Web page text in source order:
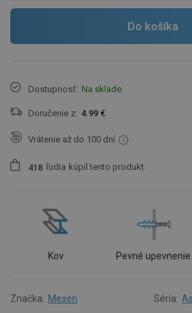
Do košíka
Dostupnosť: Na sklade
Doručenie z: 4.99 €
Vrátenie až do 100 dní
41 8 ľudia kúpil tento produkt.
Kov Pevné upevnenie
Značka: Mexen Séria: